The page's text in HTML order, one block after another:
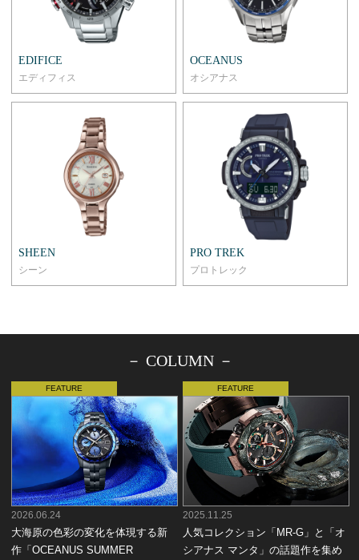
EDIFICE
エディフィス
OCEANUS
オシアナス
SHEEN
シーン
PRO TREK
プロトレック
－ COLUMN －
2026.06.24
大海原の色彩の変化を体現する新
作「OCEANUS SUMMER
2025.11.25
人気コレクション「MR-G」と「オ
シアナス マンタ」の話題作を集め